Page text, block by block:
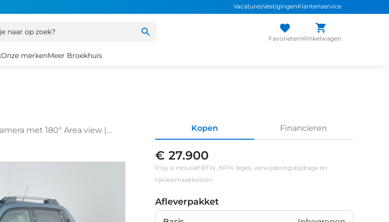
VacaturesVestigingenKlantenservice
naar op zoek?
FavorietenWinkelwagen
Onze merkenMeer Broekhuis
met 180° Area view |
Kopen Financieren
€ 27.900
Prijs is inclusief BTW, BPM, leges, verwijderingsbijdrage en
rijklaarmaakkosten.
Afleverpakket